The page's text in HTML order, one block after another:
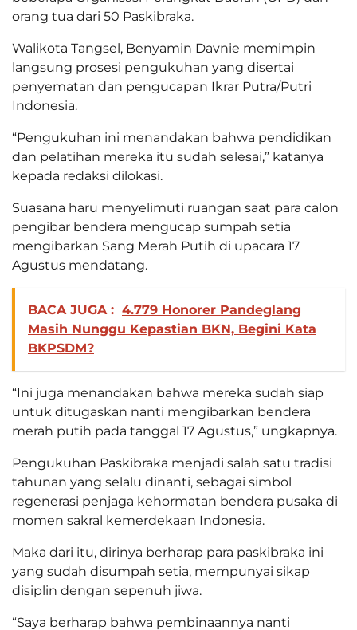
orang tua dari 50 Paskibraka.
Walikota Tangsel, Benyamin Davnie memimpin
langsung prosesi pengukuhan yang disertai
penyematan dan pengucapan Ikrar Putra/Putri
Indonesia.
“Pengukuhan ini menandakan bahwa pendidikan
dan pelatihan mereka itu sudah selesai,” katanya
kepada redaksi dilokasi.
Suasana haru menyelimuti ruangan saat para calon
pengibar bendera mengucap sumpah setia
mengibarkan Sang Merah Putih di upacara 17
Agustus mendatang.
BACA JUGA : 4.779 Honorer Pandeglang
Masih Nunggu Kepastian BKN, Begini Kata
BKPSDM?
“Ini juga menandakan bahwa mereka sudah siap
untuk ditugaskan nanti mengibarkan bendera
merah putih pada tanggal 17 Agustus,” ungkapnya.
Pengukuhan Paskibraka menjadi salah satu tradisi
tahunan yang selalu dinanti, sebagai simbol
regenerasi penjaga kehormatan bendera pusaka di
momen sakral kemerdekaan Indonesia.
Maka dari itu, dirinya berharap para paskibraka ini
yang sudah disumpah setia, mempunyai sikap
disiplin dengan sepenuh jiwa.
“Saya berharap bahwa pembinaannya nanti